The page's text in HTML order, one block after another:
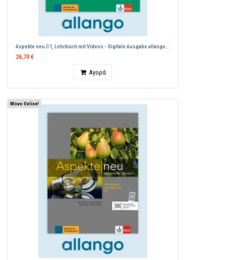
Aspekte neu C1, Lehrbuch mit Videos - Digitale Ausgabe allango...
26,70 €
Αγορά
Μόνο Online!